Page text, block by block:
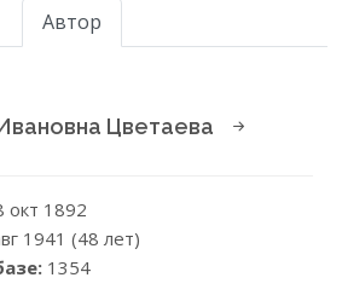
Автор
Цветаева
окт 1892
1941 (48 лет)
1354